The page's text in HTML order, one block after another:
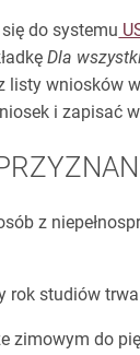
do systemu
Dla
listy wniosków
i zapisać
z
rok studiów
zimowym do